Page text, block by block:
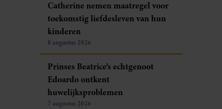
Catherine nemen maatregel voor
toekomstig liefdesleven van hun
kinderen
8 augustus 2026
Prinses Beatrice’s echtgenoot
Edoardo ontkent
huwelijksproblemen
7 augustus 2026